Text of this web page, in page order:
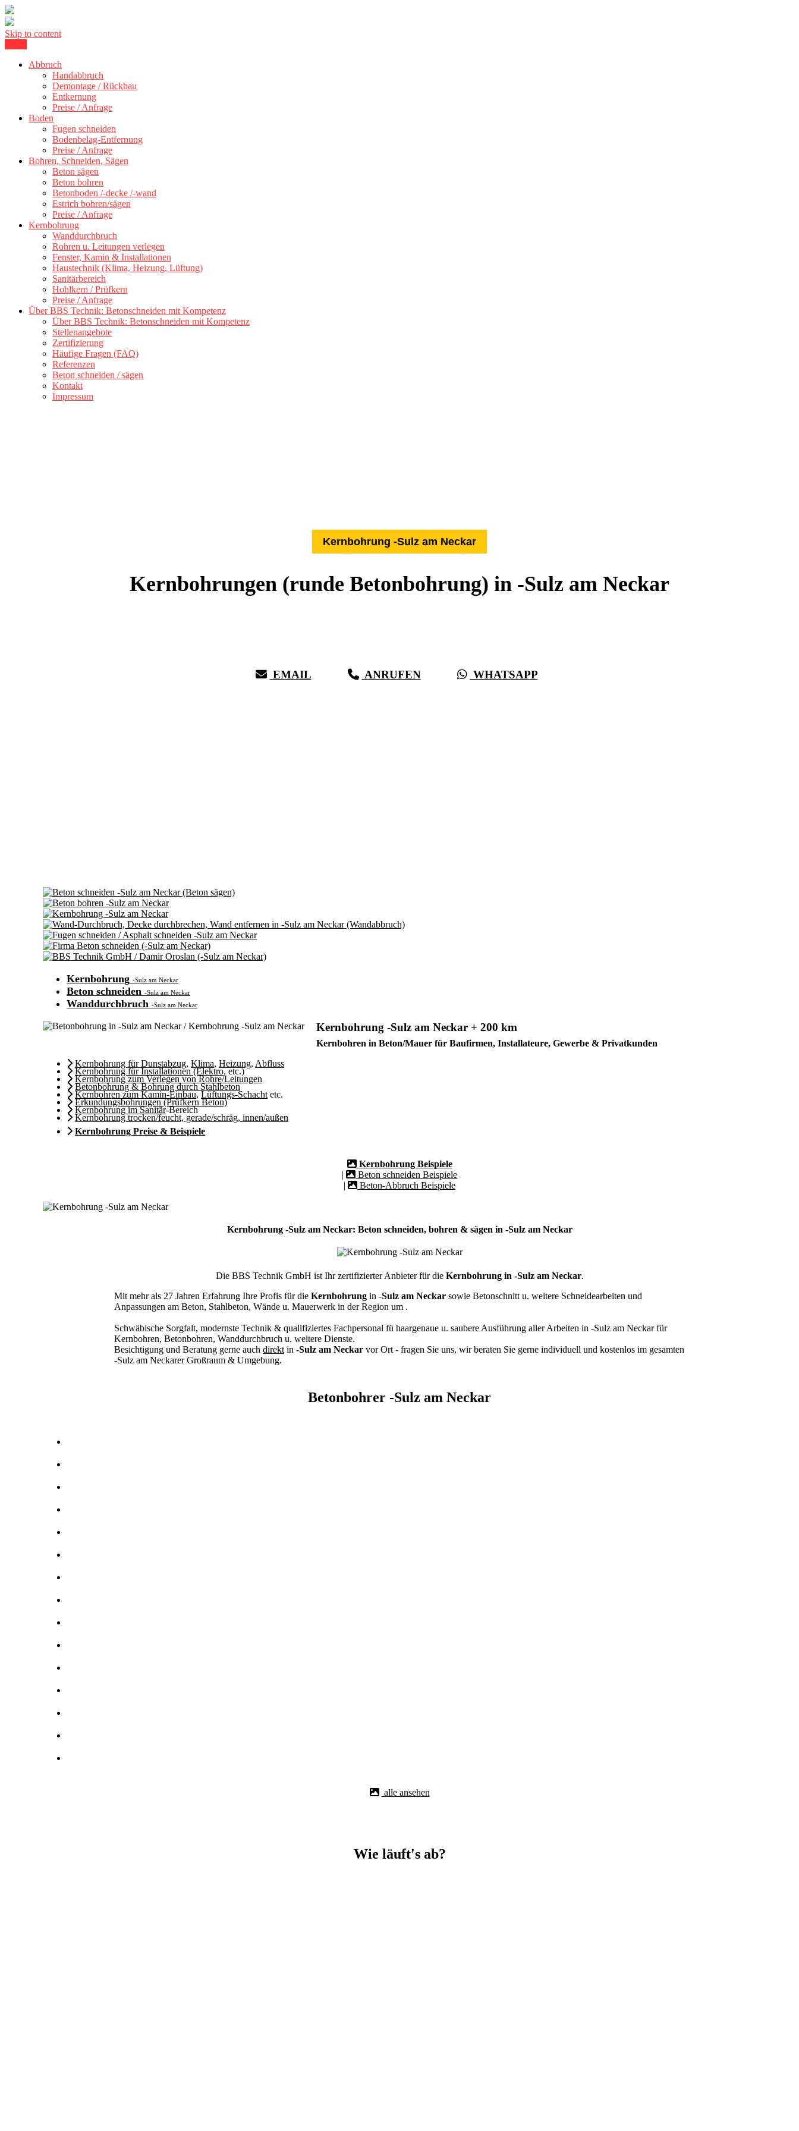
Skip to content
BBS Technik GmbH
Abbruch
Handabbruch
Demontage / Rückbau
Entkernung
Preise / Anfrage
Boden
Fugen schneiden
Bodenbelag-Entfernung
Preise / Anfrage
Bohren, Schneiden, Sägen
Beton sägen
Beton bohren
Betonboden /-decke /-wand
Estrich bohren/sägen
Preise / Anfrage
Kernbohrung
Wanddurchbruch
Rohren u. Leitungen verlegen
Fenster, Kamin & Installationen
Haustechnik (Klima, Heizung, Lüftung)
Sanitärbereich
Hohlkern / Prüfkern
Preise / Anfrage
Über BBS Technik: Betonschneiden mit Kompetenz
Über BBS Technik: Betonschneiden mit Kompetenz
Stellenangebote
Zertifizierung
Häufige Fragen (FAQ)
Referenzen
Beton schneiden / sägen
Kontakt
Impressum
Kernbohrung -Sulz am Neckar
Kernbohrungen (runde Betonbohrung) in -Sulz am Neckar
EMAIL ANRUFEN WHATSAPP
Kernbohrung -Sulz am Neckar
Beton schneiden -Sulz am Neckar
Wanddurchbruch -Sulz am Neckar
Kernbohrung -Sulz am Neckar + 200 km
Kernbohren in Beton/Mauer für Baufirmen, Installateure, Gewerbe & Privatkunden
Kernbohrung für Dunstabzug, Klima, Heizung, Abfluss
Kernbohrung für Installationen (Elektro, etc.)
Kernbohrung zum Verlegen von Rohre/Leitungen
Betonbohrung & Bohrung durch Stahlbeton
Kernbohren zum Kamin-Einbau,Lüftungs-Schacht etc.
Erkundungsbohrungen (Prüfkern Beton)
Kernbohrung im Sanitär-Bereich
Kernbohrung trocken/feucht, gerade/schräg, innen/außen
Kernbohrung Preise & Beispiele
Kernbohrung Beispiele
|
Beton schneiden Beispiele
|
Beton-Abbruch Beispiele
Kernbohrung -Sulz am Neckar: Beton schneiden, bohren & sägen in -Sulz am Neckar
Die BBS Technik GmbH ist Ihr zertifizierter Anbieter für die Kernbohrung in -Sulz am Neckar.
Mit mehr als 27 Jahren Erfahrung Ihre Profis für die Kernbohrung in -Sulz am Neckar sowie Betonschnitt u. weitere Schneidearbeiten und
Anpassungen am Beton, Stahlbeton, Wände u. Mauerwerk in der Region um .
Schwäbische Sorgfalt, modernste Technik & qualifiziertes Fachpersonal fü haargenaue u. saubere Ausführung aller Arbeiten in -Sulz am Neckar für
Kernbohren, Betonbohren, Wanddurchbruch u. weitere Dienste.
Besichtigung und Beratung gerne auch direkt in -Sulz am Neckar vor Ort - fragen Sie uns, wir beraten Sie gerne individuell und kostenlos im gesamten
-Sulz am Neckarer Großraum & Umgebung.
Betonbohrer -Sulz am Neckar
alle ansehen
Wie läuft's ab?